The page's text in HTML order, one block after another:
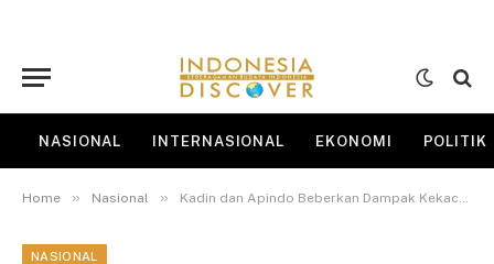
NASIONAL INTERNASIONAL EKONOMI POLITIK
Home » Nasional » Kadin dan Apindo Beberkan Dampak Kekacauan Timur Tengah pada Industri dan Bisnis
NASIONAL